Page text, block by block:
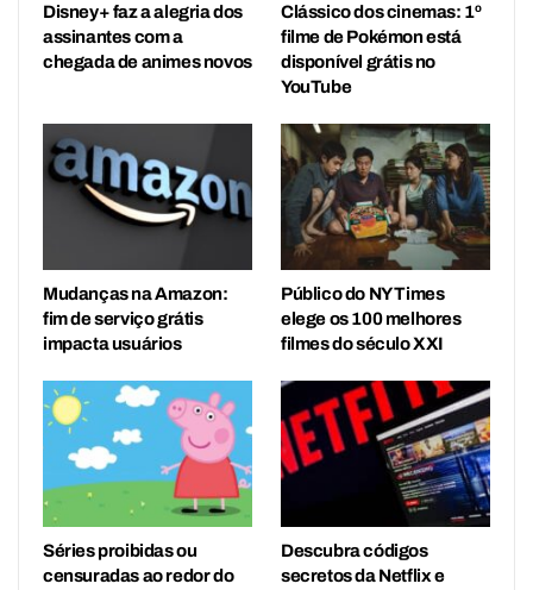
Disney+ faz a alegria dos
assinantes com a
chegada de animes novos
Clássico dos cinemas: 1º
filme de Pokémon está
disponível grátis no
YouTube
Mudanças na Amazon:
fim de serviço grátis
impacta usuários
Público do NY Times
elege os 100 melhores
filmes do século XXI
Séries proibidas ou
censuradas ao redor do
Descubra códigos
secretos da Netflix e